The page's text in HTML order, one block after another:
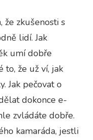
že zkušenosti s
lidí. Jak
umí dobře
to, že už ví, jak
Jak pečovat o
dokonce e-
zvládáte dobře.
kamaráda, jestli